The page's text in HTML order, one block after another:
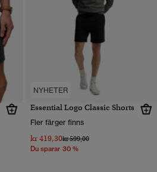
NYHETER
Essential Logo Classic Shorts
Fler färger finns
kr 419,30Pris reducerat från
kr 599,00till
Du sparar 30 %